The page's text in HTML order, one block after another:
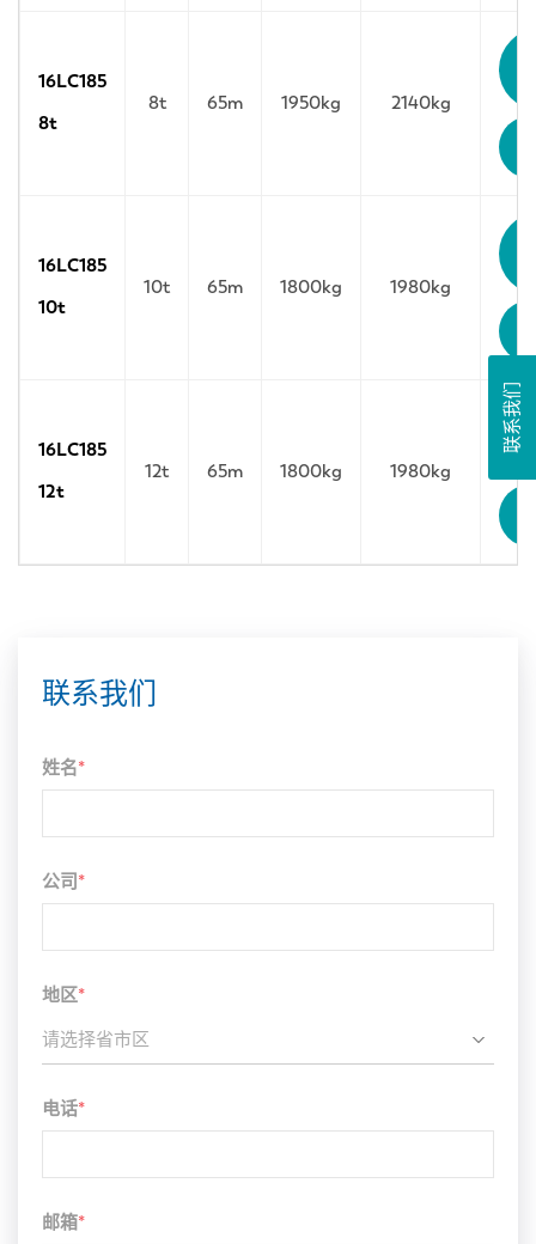
16LC185
8t
8t 65m 1950kg 2140kg
16LC185
10t
10t 65m 1800kg 1980kg
16LC185
12t
12t 65m 1800kg 1980kg
联系我们
姓名*
公司 *
地区*
请选择省市区
电话*
邮箱*
联系我们